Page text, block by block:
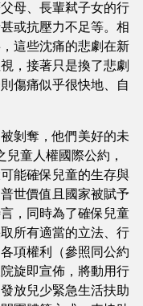
母、長輩弒子女的行
或抗壓力不足等。相
這些沈痛的悲劇在新
，接著只是換了悲劇
傷痛似乎很快地、自
剝奪，他們美好的未
兒童人權國際公約，
能確保兒童的生存與
世價值且國家被賦予
，同時為了確保兒童
所有適當的立法、行
項權利（參照同公約
旋即宣佈，將動用行
放兒少緊急生活扶助